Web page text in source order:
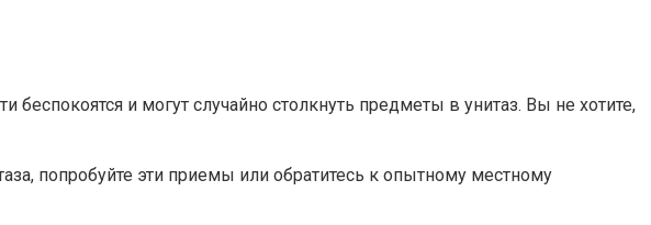
и могут случайно столкнуть предметы в унитаз. Вы не хотите,
попробуйте эти приемы или обратитесь к опытному местному